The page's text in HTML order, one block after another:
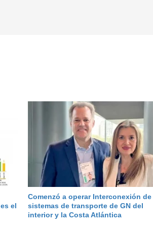
el
Comenzó a operar Interconexión de
sistemas de transporte de GN del
interior y la Costa Atlántica